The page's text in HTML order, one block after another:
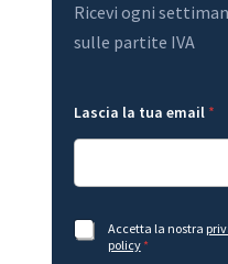
Ricevi ogni
sulle partite IVA
u
P
e
m
a
Lascia la tua email *
A
c
Accetta la nostra
policy*